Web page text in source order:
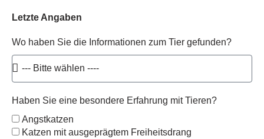
Letzte Angaben
Wo haben Sie die Informationen zum Tier gefunden?
Haben Sie eine besondere Erfahrung mit Tieren?
Angstkatzen
Katzen mit ausgeprägtem Freiheitsdrang